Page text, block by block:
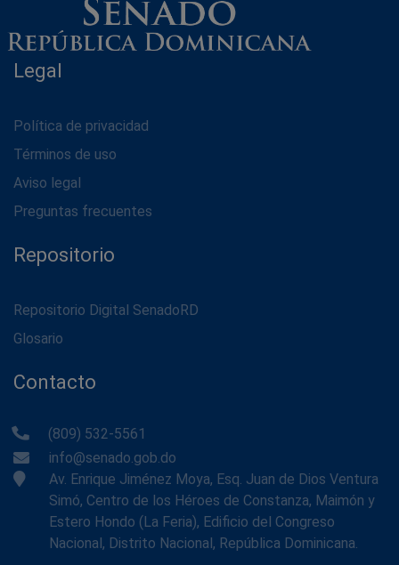
Legal
Política de privacidad
Términos de uso
Aviso legal
Preguntas frecuentes
Repositorio
Repositorio Digital SenadoRD
Glosario
Contacto
(809) 532-5561
info@senado.gob.do
Av. Enrique Jiménez Moya, Esq. Juan de Dios Ventura
Simó, Centro de los Héroes de Constanza, Maimón y
Estero Hondo (La Feria), Edificio del Congreso
Nacional, Distrito Nacional, República Dominicana.